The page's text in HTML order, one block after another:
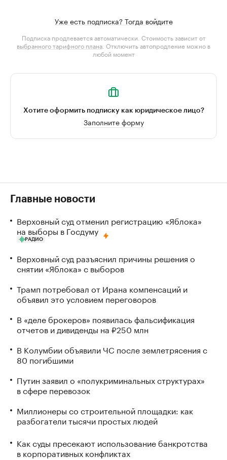
Уже есть подписка? Тогда войдите
Подписка продлевается автоматически. Стоимость зависит от
выбранного тарифного плана . Отключить автопродление можно в
любой момент
Хотите оформить подписку как юридическое лицо?
Заполните форму
Главные новости
Верховный суд отменил регистрацию «Яблока»
на выборы в Госдуму
РАДИО
Верховный суд разъяснил причины решения о
снятии «Яблока» с выборов
Трамп потребовал от Ирана компенсаций и
объявил это условием переговоров
В «деле брокеров» появилась фальсификация
отчетов и дивиденды на ₽250 млн
В Колумбии объявили ЧС после землетрясения с
80 погибшими
Путин заявил о «полукриминальных структурах»
в сфере перевозок
Миллионеры со строительной площадки: как
разбогатели тысячи простых людей
Как суды пресекают использование банкротства
в корпоративных конфликтах